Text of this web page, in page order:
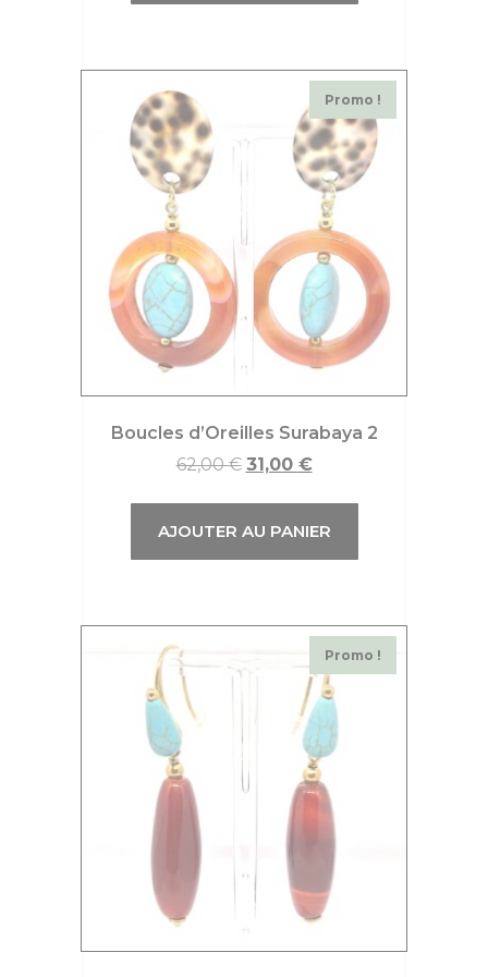
Promo !
Boucles d’Oreilles Surabaya 2
62,00€ 31,00 €
AJOUTER AU PANIER
Promo !